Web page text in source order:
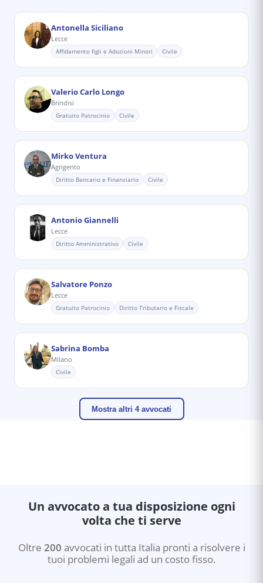
Antonella Siciliano
Lecce
Affidamento figli e Adozioni Minori Civile
Valerio Carlo Longo
Brindisi
Gratuito Patrocinio Civile
Mirko Ventura
Agrigento
Diritto Bancario e Finanziario Civile
Antonio Giannelli
Lecce
Diritto Amministrativo Civile
Salvatore Ponzo
Lecce
Gratuito Patrocinio Diritto Tributario e Fiscale
Sabrina Bomba
Milano
Civile
Mostra altri 4 avvocati
Un avvocato a tua disposizione ogni
volta che ti serve
Oltre 200 avvocati in tutta Italia pronti a risolvere i
tuoi problemi legali ad un costo fisso.